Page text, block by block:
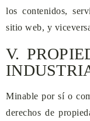
los contenidos,
sitio web, y
V.
Minable por sí o
derechos de